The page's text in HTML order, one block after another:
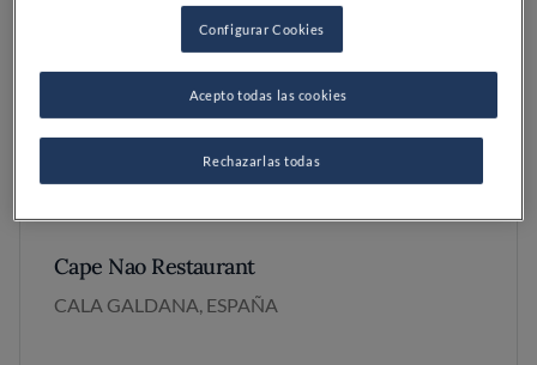
Cape Nao Restaurant
CALA GALDANA, ESPAÑA
Configurar Cookies
Rechazarlas todas
Acepto todas las cookies